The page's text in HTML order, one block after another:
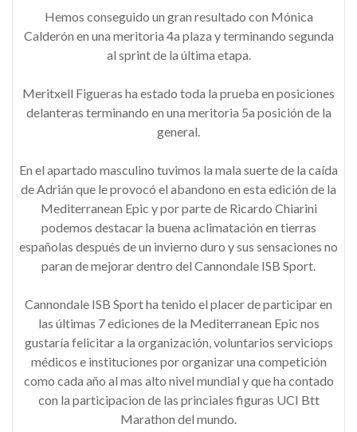
Hemos conseguido un gran resultado con Mónica
Calderón en una meritoria 4a plaza y terminando segunda
al sprint de la última etapa.
Meritxell Figueras ha estado toda la prueba en posiciones
delanteras terminando en una meritoria 5a posición de la
general.
En el apartado masculino tuvimos la mala suerte de la caída
de Adrián que le provocó el abandono en esta edición de la
Mediterranean Epic y por parte de Ricardo Chiarini
podemos destacar la buena aclimatación en tierras
españolas después de un invierno duro y sus sensaciones no
paran de mejorar dentro del Cannondale ISB Sport.
Cannondale ISB Sport ha tenido el placer de participar en
las últimas 7 ediciones de la Mediterranean Epic nos
gustaría felicitar a la organización, voluntarios serviciops
médicos e instituciones por organizar una competición
como cada año al mas alto nivel mundial y que ha contado
con la participacion de las princìales figuras UCI Btt
Marathon del mundo.